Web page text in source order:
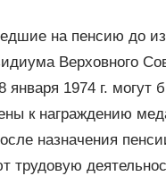
на пен­сию до
Верховного
1974 г. могут
к награждению
назначения
тру­довую